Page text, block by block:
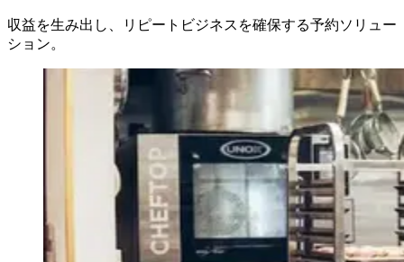
収益を生み出し、リピートビジネスを確保する予約ソリュー
ション。